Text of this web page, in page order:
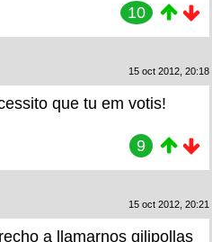
10
15 oct 2012, 20:18
que tu em votis!
9
15 oct 2012, 20:21
a llamarnos gilipollas